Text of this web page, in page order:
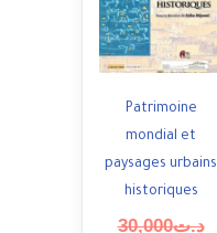
Patrimoine
mondial et
paysages urbains
historiques
د.ت30,000السعر